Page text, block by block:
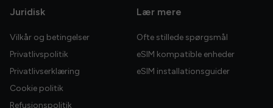
Juridisk
Vilkår og betingelser
Privatlivspolitik
Privatlivserklæring
Cookie politik
Refusionspolitik
Lær mere
Ofte stillede spørgsmål
eSIM kompatible enheder
eSIM installationsguider